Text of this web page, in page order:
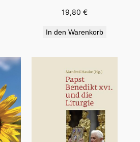
19,80 €
In den Warenkorb